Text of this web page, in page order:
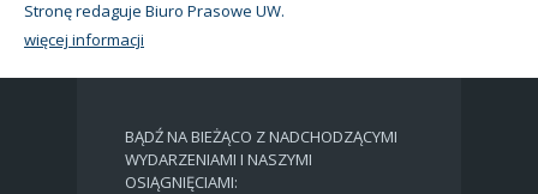
Stronę redaguje Biuro Prasowe UW.
więcej informacji
BĄDŹ NA BIEŻĄCO Z NADCHODZĄCYMI
WYDARZENIAMI I NASZYMI
OSIĄGNIĘCIAMI: